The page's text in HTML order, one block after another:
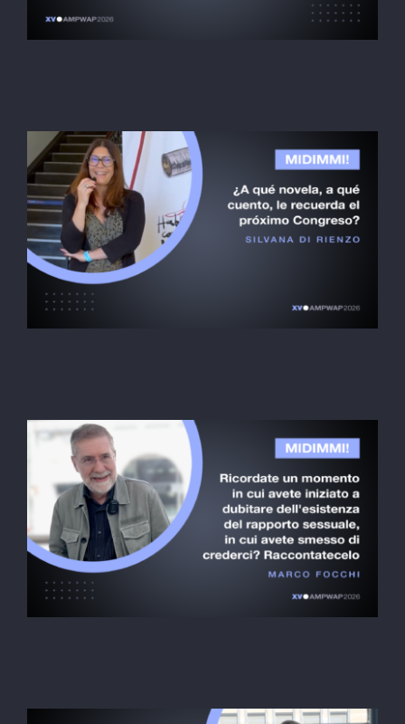
O Globe-Trotter
Inscrição
Contato
SEARCH
FOR:
Rômulo Ferreira Da Silva
Midimmi! PT
Silvana Di Rienzo
Midimmi! PT
Marco Focchi